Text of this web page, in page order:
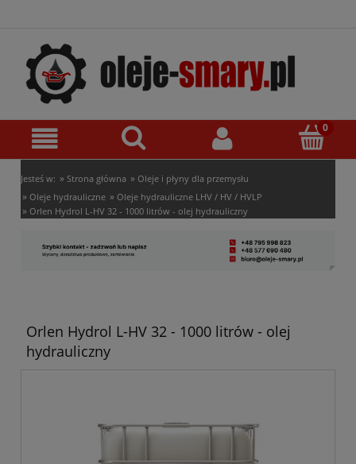
Jesteś w: » Strona główna » Oleje i płyny dla przemysłu
» Oleje hydrauliczne » Oleje hydrauliczne LHV / HV / HVLP
» Orlen Hydrol L-HV 32 - 1000 litrów - olej hydrauliczny
Orlen Hydrol L-HV 32 - 1000 litrów - olej
hydrauliczny